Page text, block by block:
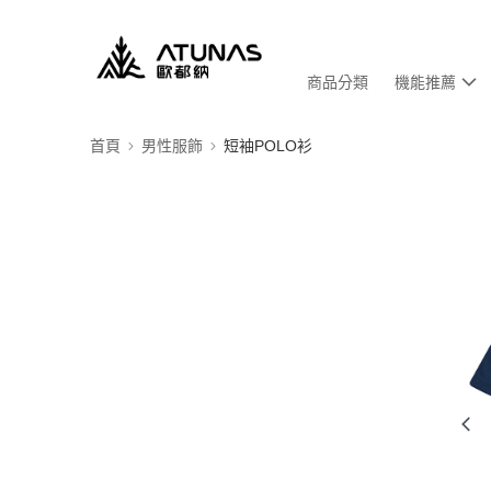
商品分類 機能推薦
首頁 男性服飾 短袖POLO衫